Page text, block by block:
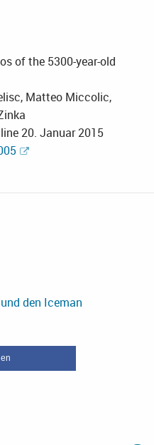
of the 5300-year-old
Matteo Miccolic,
20. Januar 2015
den Iceman